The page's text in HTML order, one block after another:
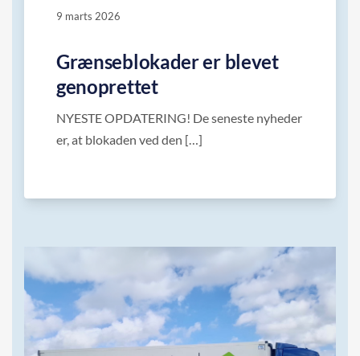
9 marts 2026
Grænseblokader er blevet
genoprettet
NYESTE OPDATERING! De seneste nyheder
er, at blokaden ved den […]